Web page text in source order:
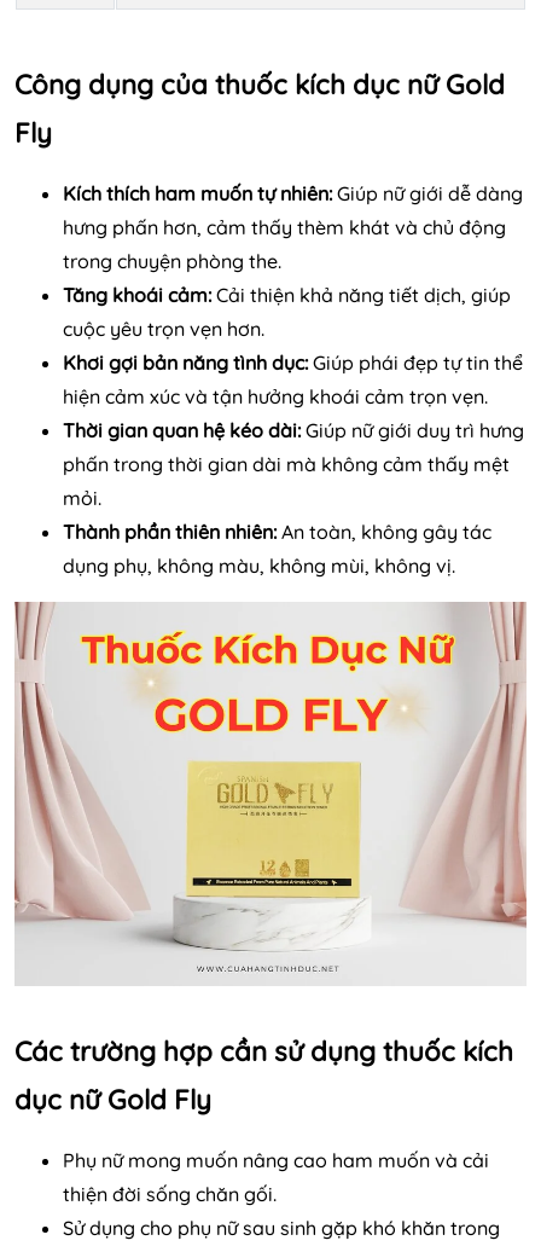
Công dụng của thuốc kích dục nữ Gold
Fly
Kích thích ham muốn tự nhiên:Giúp nữ giới dễ dàng
hưng phấn hơn, cảm thấy thèm khát và chủ động
trong chuyện phòng the.
Tăng khoái cảm:Cải thiện khả năng tiết dịch, giúp
cuộc yêu trọn vẹn hơn.
Khơi gợi bản năng tình dục:Giúp phái đẹp tự tin thể
hiện cảm xúc và tận hưởng khoái cảm trọn vẹn.
Thời gian quan hệ kéo dài:Giúp nữ giới duy trì hưng
phấn trong thời gian dài mà không cảm thấy mệt
mỏi.
Thành phần thiên nhiên:An toàn, không gây tác
dụng phụ, không màu, không mùi, không vị.
Các trường hợp cần sử dụng thuốc kích
dục nữ Gold Fly
Phụ nữ mong muốn nâng cao ham muốn và cải
thiện đời sống chăn gối.
Sử dụng cho phụ nữ sau sinh gặp khó khăn trong